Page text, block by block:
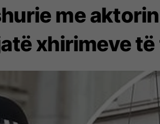
me
xhirimeve